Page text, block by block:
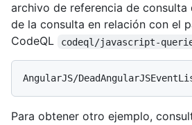
archivo de referencia de consulta
de la consulta en relación con el
CodeQL
codeql/javascript-
Para obtener otro ejemplo,